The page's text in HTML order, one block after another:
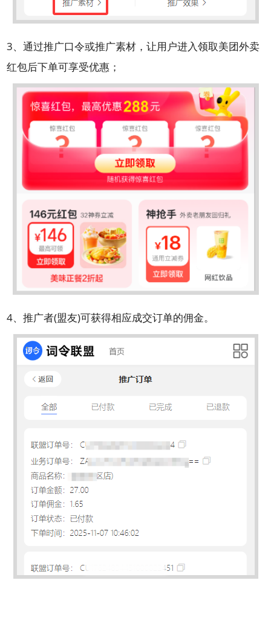
3、通过推广口令或推广素材，让用户进入领取美团外卖
红包后下单可享受优惠；
4、推广者(盟友)可获得相应成交订单的佣金。